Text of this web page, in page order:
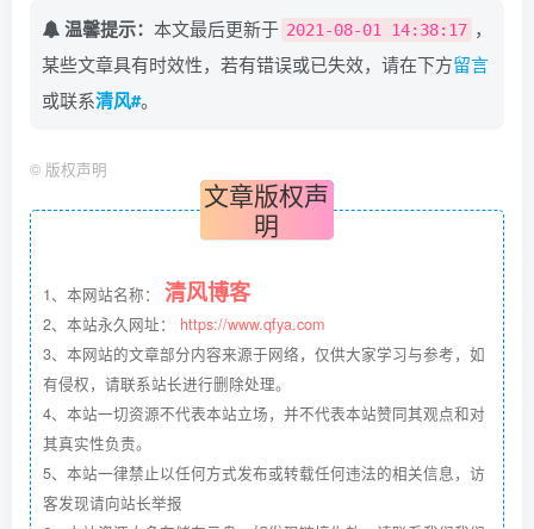
温馨提示： 本文最后更新于 2021-08-01 14:38:17 ，
某些文章具有时效性，若有错误或已失效，请在下方留言
或联系清风#。
© 版权声明
文章版权声
明
1、本网站名称： 清风博客
2、本站永久网址： https://www.qfya.com
3、本网站的文章部分内容来源于网络，仅供大家学习与参考，如
有侵权，请联系站长进行删除处理。
4、本站一切资源不代表本站立场，并不代表本站赞同其观点和对
其真实性负责。
5、本站一律禁止以任何方式发布或转载任何违法的相关信息，访
客发现请向站长举报